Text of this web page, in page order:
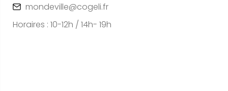
mondeville@cogeli.fr
Horaires : 10-12h / 14h- 19h